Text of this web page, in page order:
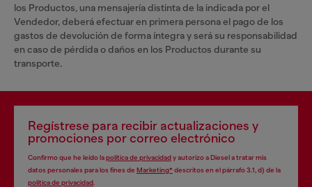
los Productos, una mensajería distinta de la indicada por el
Vendedor, deberá efectuar en primera persona el pago de los
gastos de devolución de forma íntegra y será su responsabilidad
en caso de pérdida o daños en los Productos durante su
transporte.
Regístrese para recibir actualizaciones y
promociones por correo electrónico
Confirmo que he leído lapolítica de privacidady autorizo a Diesel a tratar mis
datos personales para los fines de Marketing*descritos en el párrafo 3.1, d) de la
política de privacidad